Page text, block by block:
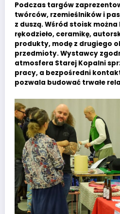
Podczas targów
twórców, rzemieślników i
z duszą. Wśród stoisk można
rękodzieło, ceramikę,
produkty, modę z drugiego
przedmioty. Wystawcy
atmosfera Starej Kopalni
pracy, a bezpośredni
pozwala budować trwałe